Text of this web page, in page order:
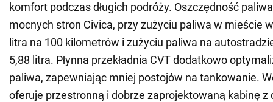
komfort podczas długich podróży. Oszczędność
mocnych stron Civica, przy zużyciu paliwa w mieście
litra na 100 kilometrów i zużyciu paliwa na
5,88 litra. Płynna przekładnia CVT dodatkowo
paliwa, zapewniając mniej postojów na tankowanie.
oferuje przestronną i dobrze zaprojektowaną kabinę z